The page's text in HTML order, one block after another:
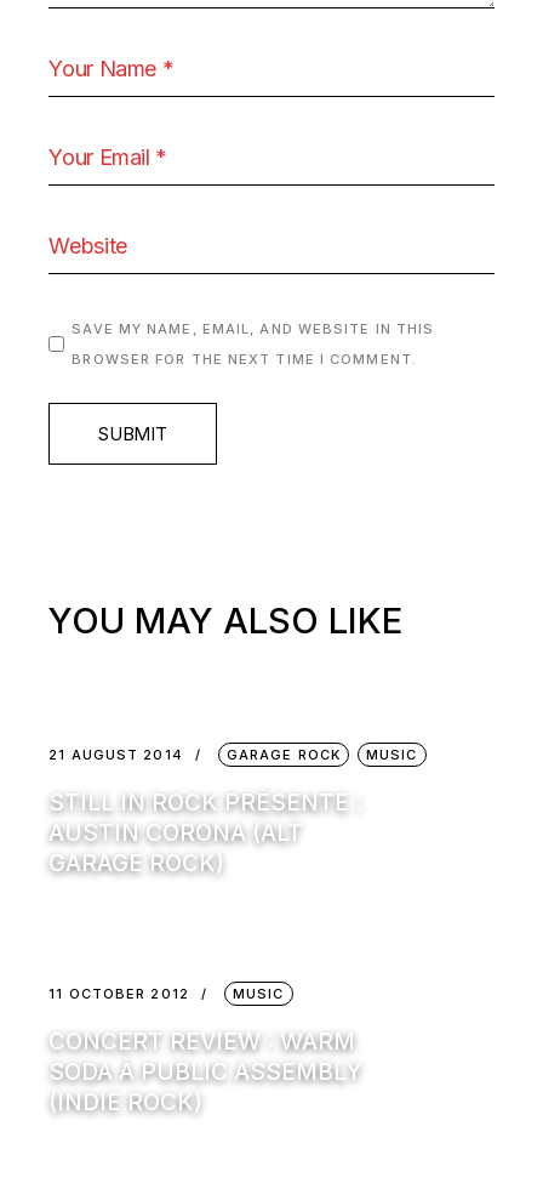
SAVE MY NAME, EMAIL, AND WEBSITE IN THIS
BROWSER FOR THE NEXT TIME I COMMENT.
SUBMIT
YOU MAY ALSO LIKE
21 AUGUST 2014 GARAGE ROCK MUSIC
STILL IN ROCK PRÉSENTE :
AUSTIN CORONA (ALT
GARAGE ROCK)
11 OCTOBER 2012 MUSIC
CONCERT REVIEW : WARM
SODA À PUBLIC ASSEMBLY
(INDIE ROCK)